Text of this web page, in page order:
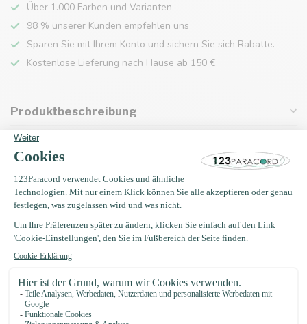
Über 1.000 Farben und Varianten
98 % unserer Kunden empfehlen uns
Sparen Sie mit Ihrem Konto und sichern Sie sich Rabatte.
Kostenlose Lieferung nach Hause ab 150 €
Produktbeschreibung
Eigenschaften
Zuletzt angesehen